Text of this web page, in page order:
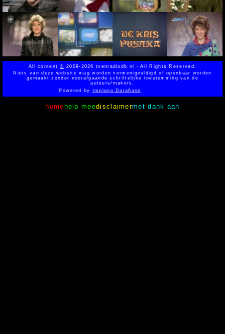
All content© 2009-2026 tvenradiodb.nl - All Rights Reserved.
Niets van deze website mag worden vermenigvuldigd of openbaar worden
gemaakt zonder voorafgaande schriftelijke toestemming van de
auteurs/makers.
Powered by Implano Data6ase
home help meedisclaimermet dank aan